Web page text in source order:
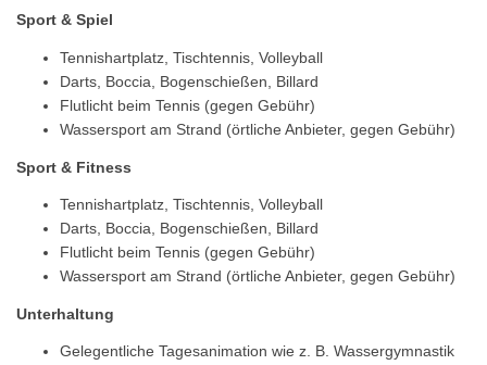
Sport & Spiel
Tennishartplatz, Tischtennis, Volleyball
Darts, Boccia, Bogenschießen, Billard
Flutlicht beim Tennis (gegen Gebühr)
Wassersport am Strand (örtliche Anbieter, gegen Gebühr)
Sport & Fitness
Tennishartplatz, Tischtennis, Volleyball
Darts, Boccia, Bogenschießen, Billard
Flutlicht beim Tennis (gegen Gebühr)
Wassersport am Strand (örtliche Anbieter, gegen Gebühr)
Unterhaltung
Gelegentliche Tagesanimation wie z. B. Wassergymnastik